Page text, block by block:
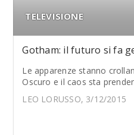
TELEVISIONE
Gotham: il futuro si fa
Le apparenze stanno
Oscuro e il caos sta
LEO LORUSSO, 3/12/2015